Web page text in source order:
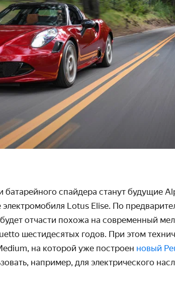
спайдера станут будущие
Lotus Elise. По
отчасти похожа на современный
шестидесятых годов. При этом
на которой уже построен новый
например, для электрического